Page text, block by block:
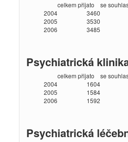
celkem přijato
se
2004
3460
2005
3530
2006
3485
Psychiatrická
celkem přijato
se
2004
1604
2005
1584
2006
1592
Psychiatrická